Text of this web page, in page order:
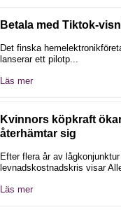
Betala med Tiktok-
Det finska
lanserar ett pilotp...
Läs mer
Kvinnors köpkraft
återhämtar sig
Efter flera år av
levnadskostnadskris visar
Läs mer